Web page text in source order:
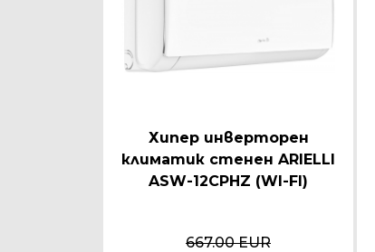
Хипер инверторен
климатик стенен ARIELLI
ASW-12CPHZ (WI-FI)
667.00 EUR